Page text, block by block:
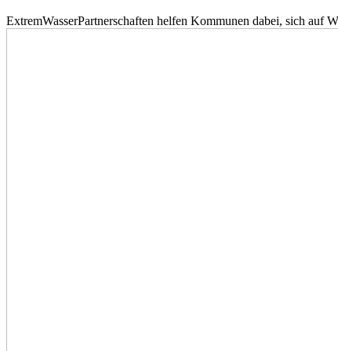
ExtremWasserPartnerschaften helfen Kommunen dabei, sich auf